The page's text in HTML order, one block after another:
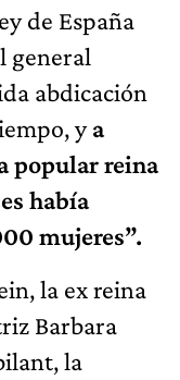
de España
general
abdicación
ya
popular reina
había
mujeres”.
la ex reina
Barbara
la